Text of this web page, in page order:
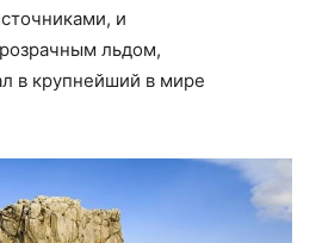
и
льдом,
в крупнейший в мире